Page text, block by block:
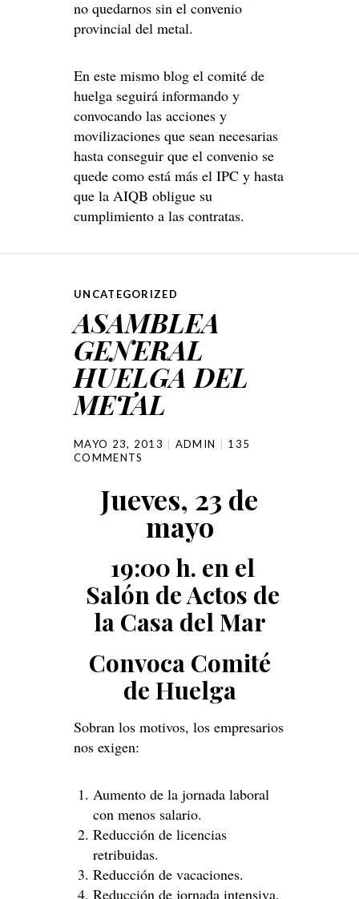
no quedarnos sin el convenio
provincial del metal.
En este mismo blog el comité de
huelga seguirá informando y
convocando las acciones y
movilizaciones que sean necesarias
hasta conseguir que el convenio se
quede como está más el IPC y hasta
que la AIQB obligue su
cumplimiento a las contratas.
UNCATEGORIZED
ASAMBLEA
GENERAL
HUELGA DEL
METAL
MAYO 23, 2013 ADMIN
135
COMMENTS
Jueves, 23 de
mayo
19:00 h. en el
Salón de Actos de
la Casa del Mar
Convoca Comité
de Huelga
Sobran los motivos, los empresarios
nos exigen:
Aumento de la jornada laboral
con menos salario.
Reducción de licencias
retribuidas.
Reducción de vacaciones.
Reducción de jornada intensiva.